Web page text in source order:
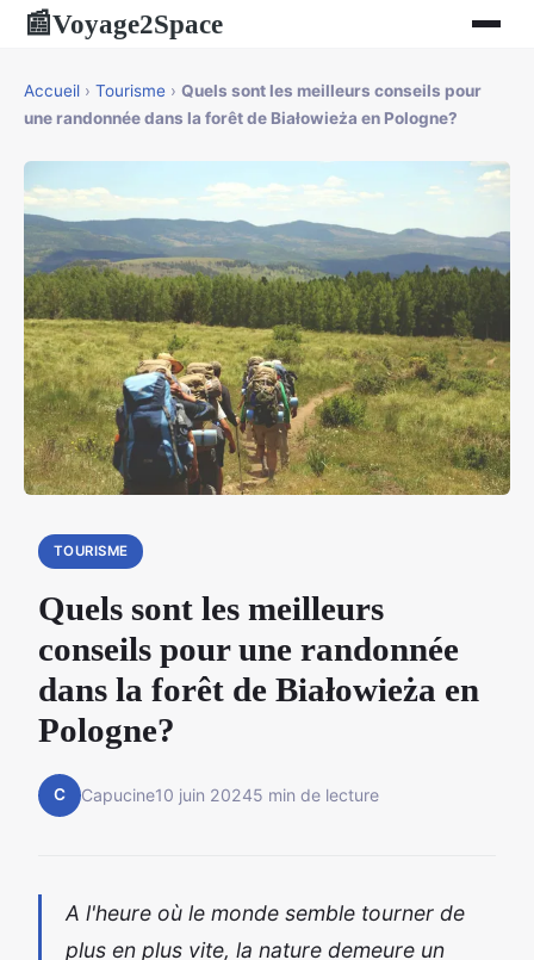
📰Voyage2Space
Accueil › Tourisme › Quels sont les meilleurs conseils pour
une randonnée dans la forêt de Białowieża en Pologne?
TOURISME
Quels sont les meilleurs
conseils pour une randonnée
dans la forêt de Białowieża en
Pologne?
C Capucine10 juin 20245 min de lecture
A l'heure où le monde semble tourner de
plus en plus vite, la nature demeure un